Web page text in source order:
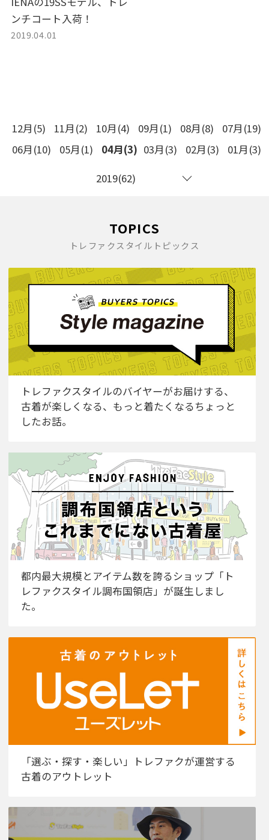
ンチコート入荷！
2019.04.01
12月(5) 11月(2) 10月(4) 09月(1) 08月(8)
07月(19)
06月(10)
05月(1) 04月(3) 03月(3) 02月(3)
01月(3)
2019(62)
TOPICS
トレファクスタイルトピックス
トレファクスタイルのバイヤーがお届けする、
古着が楽しくなる、もっと着たくなるちょっと
したお話。
都内最大規模とアイテム数を誇るショップ「ト
レファクスタイル調布国領店」が誕生しまし
た。
「選ぶ・探す・楽しい」トレファクが運営する
古着のアウトレット